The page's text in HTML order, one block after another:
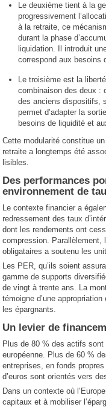
Le deuxième tient à la
progressivement
à la retraite, ce
durant la phase
liquidation. Il introduit
correspond aux besoins
Le troisième est la
combinaison des deux :
des anciens dispositifs,
permet d’adapter la
besoins de liquidité et
Cette modularité constitue
retraite a longtemps été
lisibles.
Des performances
environnement de
Le contexte financier a
redressement des taux
dont les rendements ont
compression. Parallèlement,
obligataires a soutenu les
Les PER, qu’ils soient
gamme de supports
de vingt à trente ans. La
témoigne d’une
les épargnants.
Un levier de
Plus de 80 % des actifs sont
européenne. Plus de 60 %
entreprises, en fonds
d’euros sont orientés vers
Dans un contexte où
capitaux et à mobiliser